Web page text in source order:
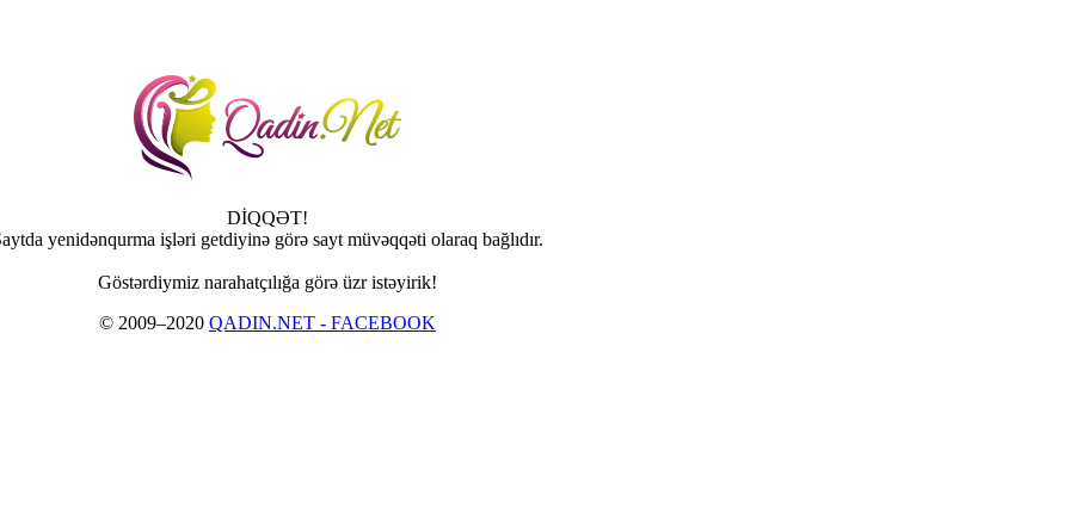
DİQQƏT!
yenidənqurma işləri getdiyinə görə sayt müvəqqəti olaraq bağlıdır.
Göstərdiymiz narahatçılığa görə üzr istəyirik!
© 2009–2020 QADIN.NET - FACEBOOK